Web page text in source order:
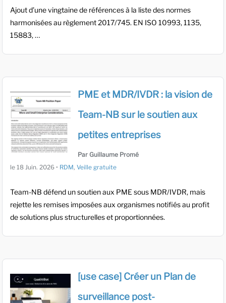
Ajout d’une vingtaine de références à la liste des normes
harmonisées au règlement 2017/745. EN ISO 10993, 1135,
15883, …
PME et MDR/IVDR : la vision de
Team-NB sur le soutien aux
petites entreprises
Par Guillaume Promé
le 18 Juin. 2026 • RDM, Veille gratuite
Team-NB défend un soutien aux PME sous MDR/IVDR, mais
rejette les remises imposées aux organismes notifiés au profit
de solutions plus structurelles et proportionnées.
[use case] Créer un Plan de
surveillance post-